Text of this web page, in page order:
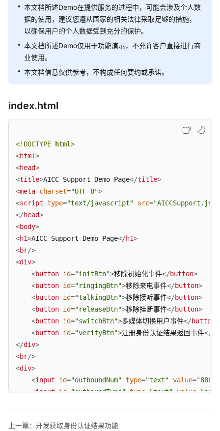
说
指
南
发
概
述
用
户
入
——
音
视
频
接
入
用
户
接
入
级
本文档所述Demo在提供服务的过程中，可能会涉及个人数
据的使用，建议您遵从国家的相关法律采取足够的措施，
以确保用户的个人数据受到充分的保护。
本文档所述Demo仅用于功能演示，不允许客户直接进行商
业使用。
本文档信息仅供参考，不构成任何要约或承诺。
index.html
<!DOCTYPE html>
<html>
<head>
<title>AICC Support Demo Page</title>
<meta charset="UTF-8">
<script type="text/javascript" src="AICCSupport.js"
</head>
<body>
<h1>AICC Support Demo Page</h1>
<br/>
<div>
<button id="initBtn">移除初始化事件</button>
<button id="ringingBtn">移除来电事件</button>
<button id="talkingBtn">移除接听事件</button>
<button id="releaseBtn">移除挂断事件</button>
<button id="switchBtn">多媒体切换用户事件</button
<button id="verifyBtn">注册身份认证结果返回事件</
</div>
<br/>
<div>
<input id="outboundNum" type="text" value=
<input id="outboundType" type="text" value=
button id="emailBtn">邮件
上一篇：开发获取身份认证结果功能